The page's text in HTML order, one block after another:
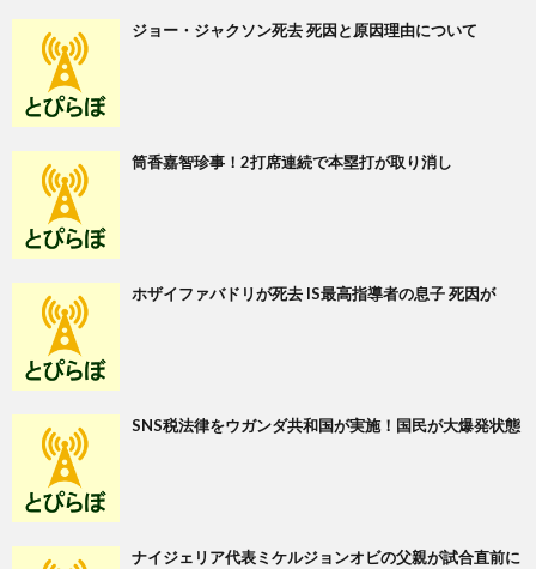
ジョー・ジャクソン死去 死因と原因理由について
筒香嘉智珍事！2打席連続で本塁打が取り消し
ホザイファバドリが死去 IS最高指導者の息子 死因が
SNS税法律をウガンダ共和国が実施！国民が大爆発状態
ナイジェリア代表ミケルジョンオビの父親が試合直前に